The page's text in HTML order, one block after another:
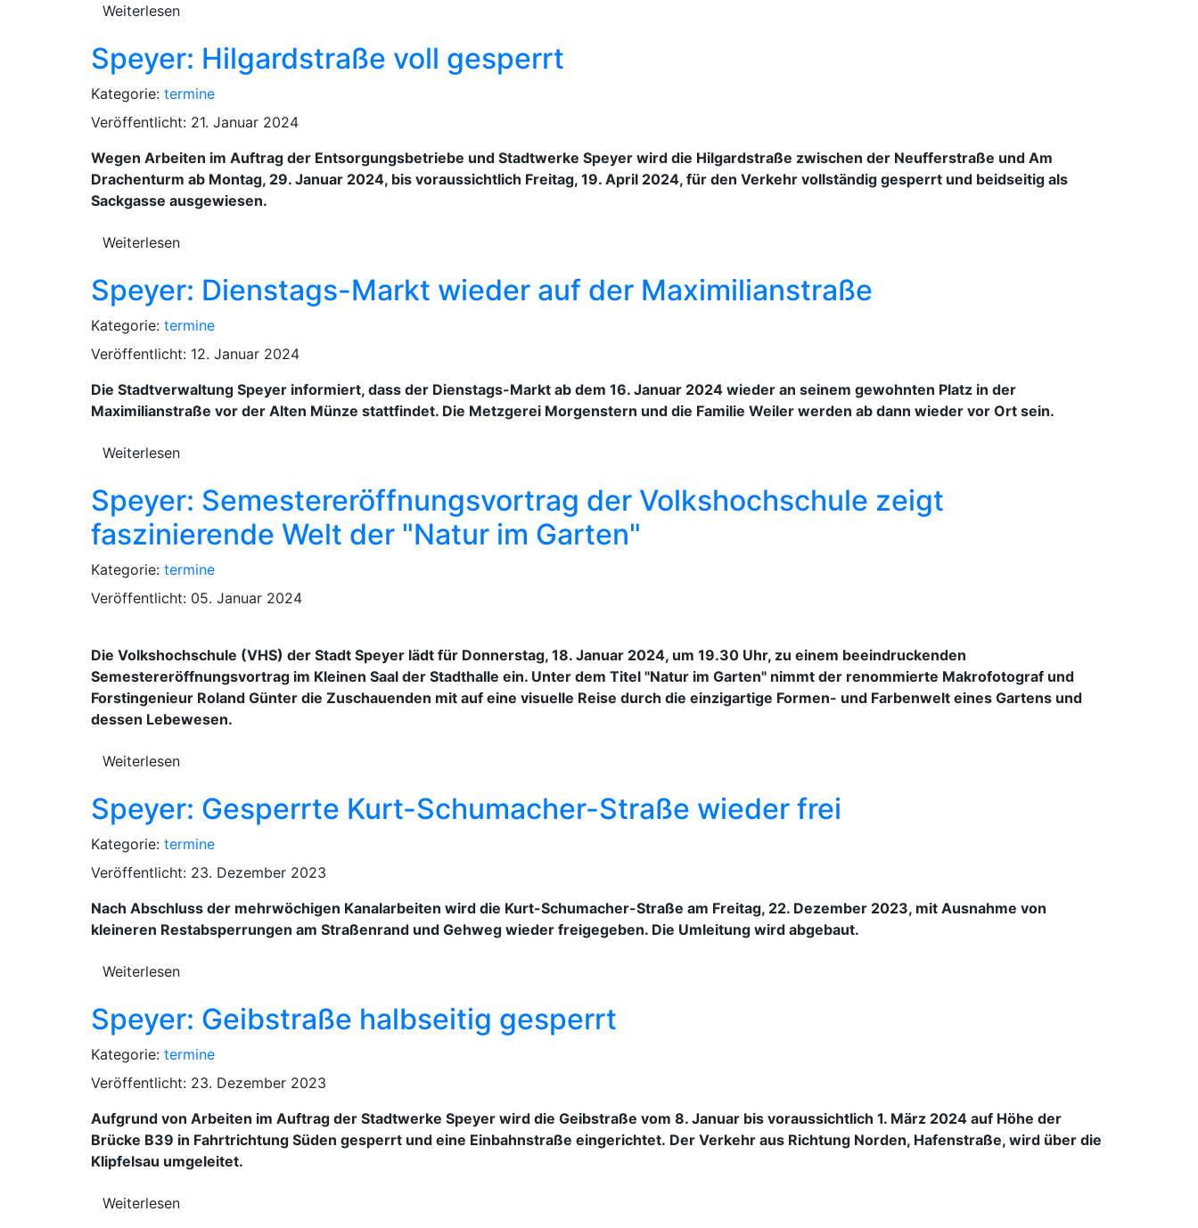
Weiterlesen
Speyer: Hilgardstraße voll gesperrt
Kategorie: termine
Veröffentlicht: 21. Januar 2024
Wegen Arbeiten im Auftrag der Entsorgungsbetriebe und Stadtwerke Speyer wird die Hilgardstraße zwischen der Neufferstraße und Am
Drachenturm ab Montag, 29. Januar 2024, bis voraussichtlich Freitag, 19. April 2024, für den Verkehr vollständig gesperrt und beidseitig als
Sackgasse ausgewiesen.
Weiterlesen
Speyer: Dienstags-Markt wieder auf der Maximilianstraße
Kategorie: termine
Veröffentlicht: 12. Januar 2024
Die Stadtverwaltung Speyer informiert, dass der Dienstags-Markt ab dem 16. Januar 2024 wieder an seinem gewohnten Platz in der
Maximilianstraße vor der Alten Münze stattfindet. Die Metzgerei Morgenstern und die Familie Weiler werden ab dann wieder vor Ort sein.
Weiterlesen
Speyer: Semestereröffnungsvortrag der Volkshochschule zeigt
faszinierende Welt der "Natur im Garten"
Kategorie: termine
Veröffentlicht: 05. Januar 2024
Die Volkshochschule (VHS) der Stadt Speyer lädt für Donnerstag, 18. Januar 2024, um 19.30 Uhr, zu einem beeindruckenden
Semestereröffnungsvortrag im Kleinen Saal der Stadthalle ein. Unter dem Titel "Natur im Garten" nimmt der renommierte Makrofotograf und
Forstingenieur Roland Günter die Zuschauenden mit auf eine visuelle Reise durch die einzigartige Formen- und Farbenwelt eines Gartens und
dessen Lebewesen.
Weiterlesen
Speyer: Gesperrte Kurt-Schumacher-Straße wieder frei
Kategorie: termine
Veröffentlicht: 23. Dezember 2023
Nach Abschluss der mehrwöchigen Kanalarbeiten wird die Kurt-Schumacher-Straße am Freitag, 22. Dezember 2023, mit Ausnahme von
kleineren Restabsperrungen am Straßenrand und Gehweg wieder freigegeben. Die Umleitung wird abgebaut.
Weiterlesen
Speyer: Geibstraße halbseitig gesperrt
Kategorie: termine
Veröffentlicht: 23. Dezember 2023
Aufgrund von Arbeiten im Auftrag der Stadtwerke Speyer wird die Geibstraße vom 8. Januar bis voraussichtlich 1. März 2024 auf Höhe der
Brücke B39 in Fahrtrichtung Süden gesperrt und eine Einbahnstraße eingerichtet. Der Verkehr aus Richtung Norden, Hafenstraße, wird über die
Klipfelsau umgeleitet.
Weiterlesen